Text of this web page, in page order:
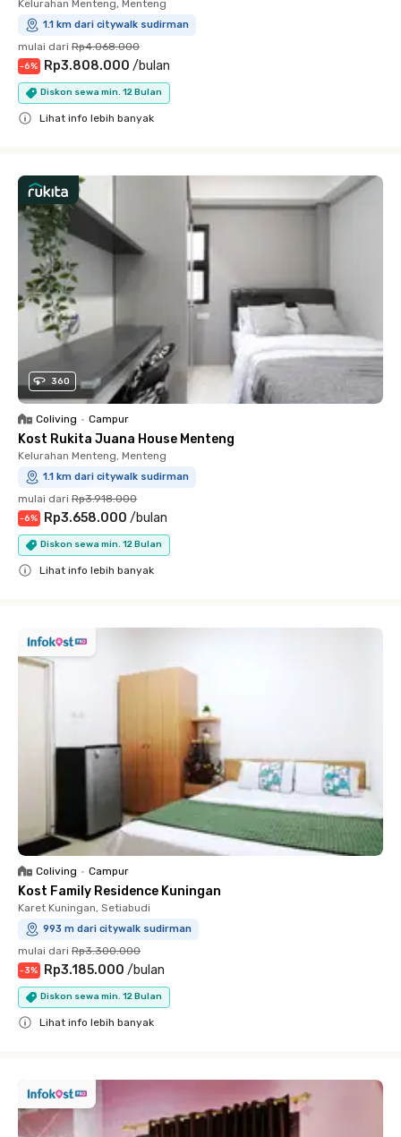
Kelurahan Menteng, Menteng
1.1 km dari citywalk sudirman
mulai dari Rp4.068.000
-6% Rp3.808.000 /bulan
Diskon sewa min. 12 Bulan
Lihat info lebih banyak
360
Coliving • Campur
Kost Rukita Juana House Menteng
Kelurahan Menteng, Menteng
1.1 km dari citywalk sudirman
mulai dari Rp3.918.000
-6% Rp3.658.000 /bulan
Diskon sewa min. 12 Bulan
Lihat info lebih banyak
Coliving • Campur
Kost Family Residence Kuningan
Karet Kuningan, Setiabudi
993 m dari citywalk sudirman
mulai dari Rp3.300.000
-3% Rp3.185.000 /bulan
Diskon sewa min. 12 Bulan
Lihat info lebih banyak